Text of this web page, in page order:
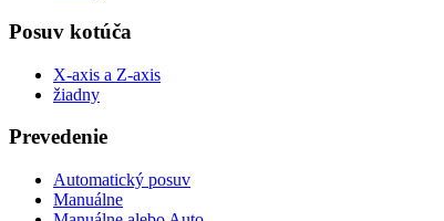
Posuv kotúča
X-axis a Z-axis
žiadny
Prevedenie
Automatický posuv
Manuálne